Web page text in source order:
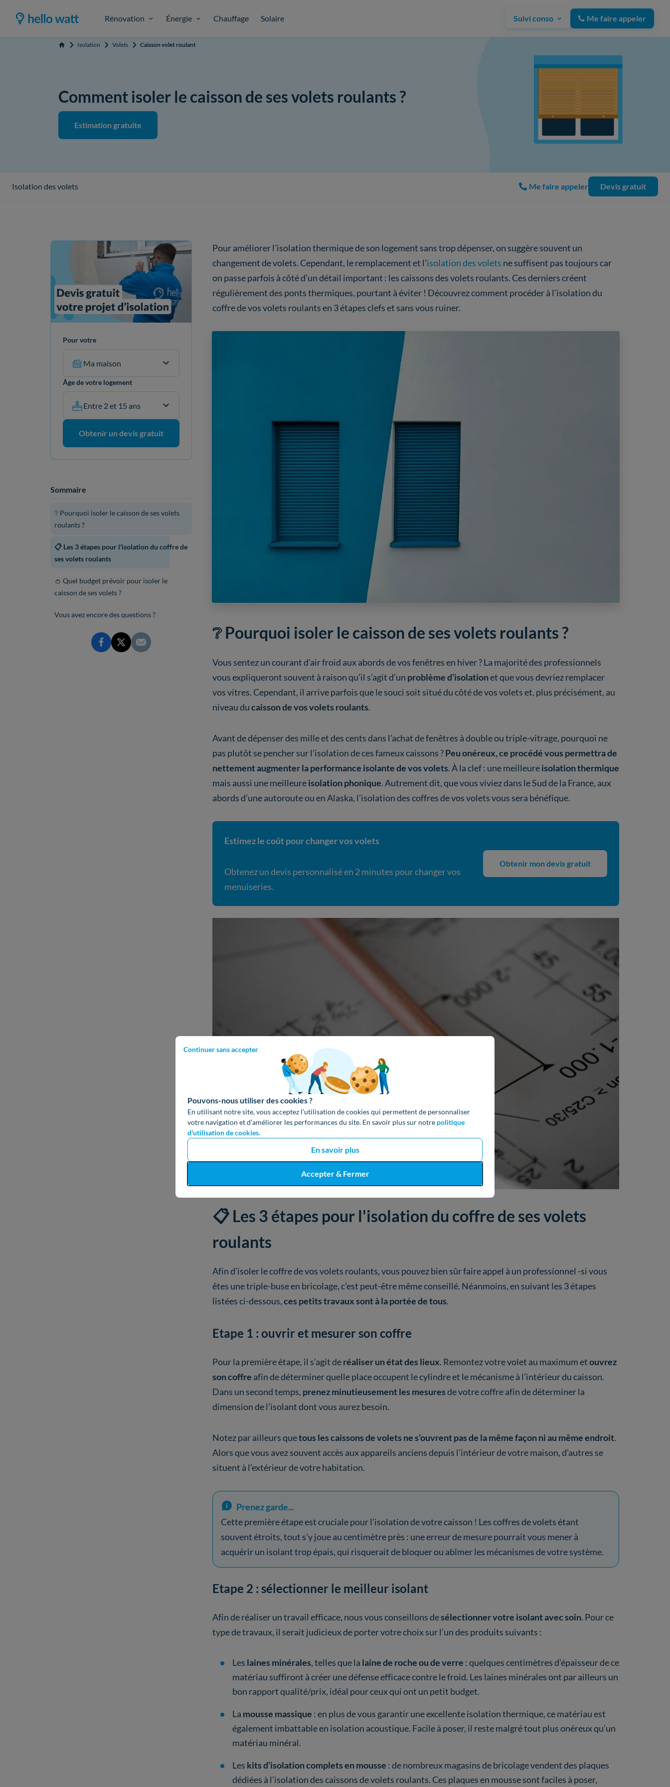
Rénovation Énergie Chauffage Solaire Suivi conso Me faire appeler
Accueil Isolation Volets Caisson volet roulant
Comment isoler le caisson de ses volets roulants ?
Estimation gratuite
Continuer sans accepter
Pouvons-nous utiliser des cookies ?
En utilisant notre site, vous acceptez l’utilisation de cookies qui permettent de personnaliser
votre navigation et d’améliorer les performances du site. En savoir plus sur notre politique
d'utilisation de cookies.
En savoir plus
Accepter & Fermer
Isolation des volets Me faire appeler Devis gratuit
Pour votre
Ma maison
Âge de votre logement
Entre 2 et 15 ans
Obtenir un devis gratuit
Sommaire
❔ Pourquoi isoler le caisson de ses volets
roulants ?
📋 Les 3 étapes pour l'isolation du coffre de
ses volets roulants
👛 Quel budget prévoir pour isoler le
caisson de ses volets ?
Vous avez encore des questions ?
Pour améliorer l’isolation thermique de son logement sans trop dépenser, on suggère souvent un
changement de volets. Cependant, le remplacement et l’isolation des volets ne suffisent pas toujours car
on passe parfois à côté d’un détail important : les caissons des volets roulants. Ces derniers créent
régulièrement des ponts thermiques, pourtant à éviter ! Découvrez comment procéder à l’isolation du
coffre de vos volets roulants en 3 étapes clefs et sans vous ruiner.
❔ Pourquoi isoler le caisson de ses volets roulants ?
Vous sentez un courant d’air froid aux abords de vos fenêtres en hiver ? La majorité des professionnels
vous expliqueront souvent à raison qu’il s’agit d’un problème d’isolationet que vous devriez remplacer
vos vitres. Cependant, il arrive parfois que le souci soit situé du côté de vos volets et, plus précisément, au
niveau ducaisson de vos volets roulants.
Avant de dépenser des mille et des cents dans l’achat de fenêtres à double ou triple-vitrage, pourquoi ne
pas plutôt se pencher sur l’isolation de ces fameux caissons ?Peu onéreux, ce procédé vous permettra de
nettement augmenter la performance isolante de vos volets. À la clef : une meilleureisolation thermique
mais aussi une meilleureisolation phonique. Autrement dit, que vous viviez dans le Sud de la France, aux
abords d’une autoroute ou en Alaska, l’isolation des coffres de vos volets vous sera bénéfique.
Estimez le coût pour changer vos volets
Obtenez un devis personnalisé en 2 minutes pour changer vos
menuiseries.
Obtenir mon devis gratuit
📋 Les 3 étapes pour l'isolation du coffre de ses volets
roulants
Afin d’isoler le coffre de vos volets roulants, vous pouvez bien sûr faire appel à un professionnel -si vous
êtes une triple-buse en bricolage, c’est peut-être même conseillé. Néanmoins, en suivant les 3 étapes
listées ci-dessous,ces petits travaux sont à la portée de tous.
Etape 1 : ouvrir et mesurer son coffre
Pour la première étape, il s’agit deréaliser un état des lieux. Remontez votre volet au maximum etouvrez
son coffre afin de déterminer quelle place occupent le cylindre et le mécanisme à l’intérieur du caisson.
Dans un second temps, prenez minutieusement les mesuresde votre coffre afin de déterminer la
dimension de l’isolant dont vous aurez besoin.
Notez par ailleurs quetous les caissons de volets ne s’ouvrent pas de la même façon ni au même endroit.
Alors que vous avez souvent accès aux appareils anciens depuis l’intérieur de votre maison, d’autres se
situent à l’extérieur de votre habitation.
Prenez garde...
Cette première étape est cruciale pour l’isolation de votre caisson ! Les coffres de volets étant
souvent étroits, tout s’y joue au centimètre près : une erreur de mesure pourrait vous mener à
acquérir un isolant trop épais, qui risquerait de bloquer ou abîmer les mécanismes de votre système.
Etape 2 : sélectionner le meilleur isolant
Afin de réaliser un travail efficace, nous vous conseillons desélectionner votre isolant avec soin. Pour ce
type de travaux, il serait judicieux de porter votre choix sur l’un des produits suivants :
Les laines minérales, telles que la laine de roche ou de verre : quelques centimètres d’épaisseur de ce
matériau suffiront à créer une défense efficace contre le froid. Les laines minérales ont par ailleurs un
bon rapport qualité/prix, idéal pour ceux qui ont un petit budget.
La mousse massique : en plus de vous garantir une excellente isolation thermique, ce matériau est
également imbattable en isolation acoustique. Facile à poser, il reste malgré tout plus onéreux qu’un
matériau minéral.
Les kits d’isolation complets en mousse : de nombreux magasins de bricolage vendent des plaques
dédiées à l’isolation des caissons de volets roulants. Ces plaques en mousse sont faciles à poser,